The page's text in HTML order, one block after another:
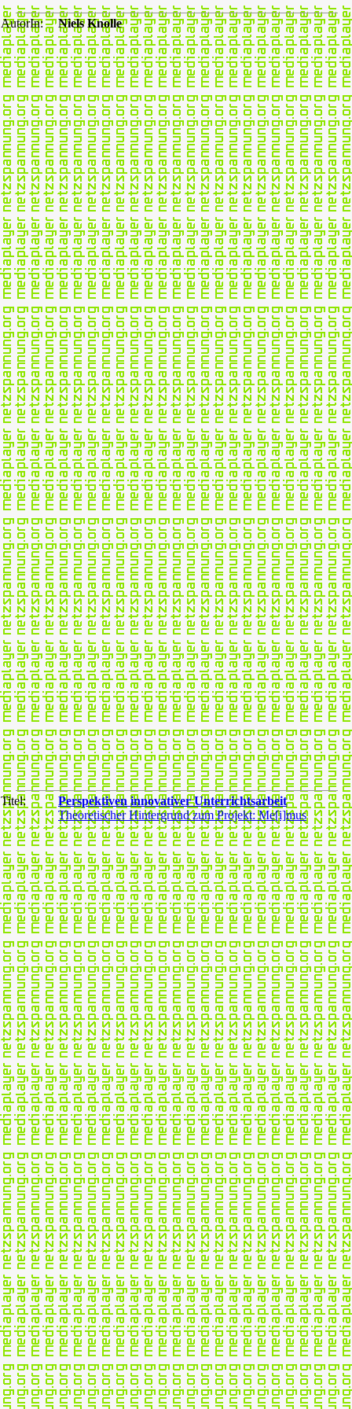
AutorIn: Niels Knolle
Titel:
Perspektiven innovativer Unterrichtsarbeit
Theoretischer Hintergrund zum Projekt: Me[i]mus